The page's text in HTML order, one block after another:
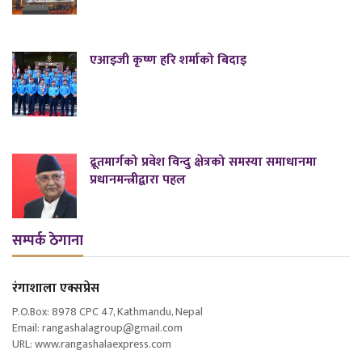
एआइजी कृष्ण हरि शर्माको बिदाइ
द्रूतमार्गको प्रवेश विन्दु क्षेत्रको समस्या समाधानमा
प्रधानमन्त्रीद्वारा पहल
सम्पर्क ठेगाना
रंगाशाला एक्सप्रेस
P.O.Box: 8978 CPC 47, Kathmandu, Nepal
Email: rangashalagroup@gmail.com
URL: www.rangashalaexpress.com